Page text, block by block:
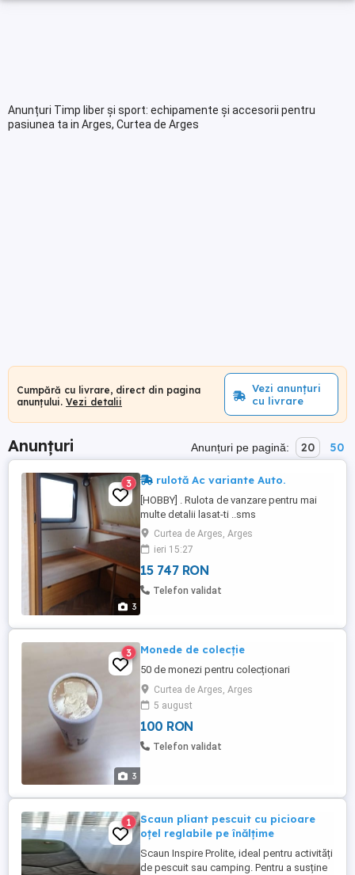
Anunțuri Timp liber și sport: echipamente și accesorii pentru
pasiunea ta in Arges, Curtea de Arges
Cumpără cu livrare, direct din pagina
anunțului. Vezi detalii
Vezi anunțuri
cu livrare
Anunțuri Anunțuri pe pagină: 20 50
3
3 rulotă Ac variante Auto.
[HOBBY] . Rulota de vanzare pentru mai
multe detalii lasat-ti ..sms
Curtea de Arges, Arges
ieri 15:27
15 747 RON
Telefon validat
3
3 Monede de colecție
50 de monezi pentru colecționari
Curtea de Arges, Arges
5 august
100 RON
Telefon validat
1
Scaun pliant pescuit cu picioare
oțel reglabile pe înălțime
Scaun Inspire Prolite, ideal pentru activități
de pescuit sau camping. Pentru a susține